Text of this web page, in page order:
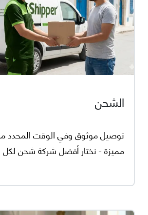
الشحن
توصيل موثوق وفي الوقت المحدد
مميزة - نختار أفضل شركة شحن لكل